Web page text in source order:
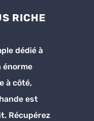
RICHE
dédié à
énorme
à côté,
est
Récupérez